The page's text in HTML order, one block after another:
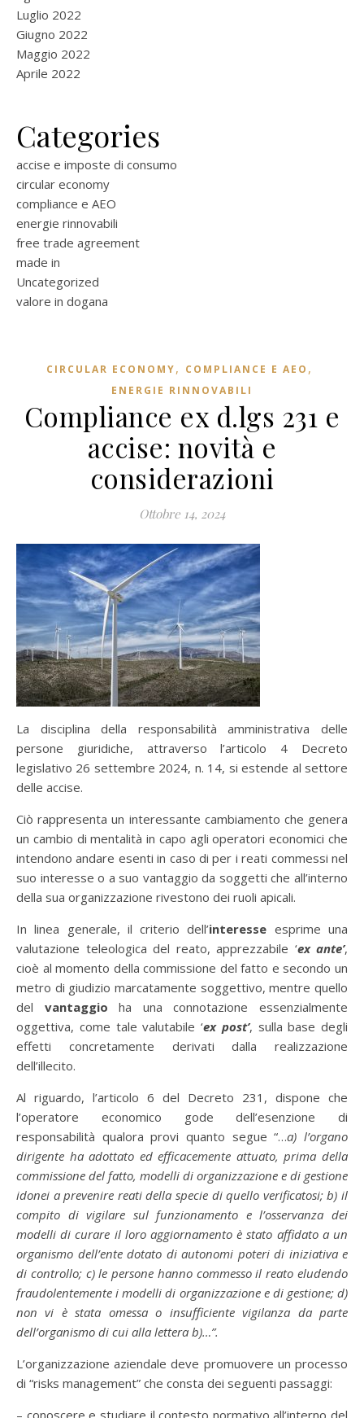
Luglio 2022
Giugno 2022
Maggio 2022
Aprile 2022
Categories
accise e imposte di consumo
circular economy
compliance e AEO
energie rinnovabili
free trade agreement
made in
Uncategorized
valore in dogana
CIRCULAR ECONOMY, COMPLIANCE E AEO ,
ENERGIE RINNOVABILI
Compliance ex d.lgs 231 e
accise: novità e
considerazioni
Ottobre 14, 2024
La disciplina della responsabilità amministrativa delle
persone giuridiche, attraverso l’articolo 4 Decreto
legislativo 26 settembre 2024, n. 14, si estende al settore
delle accise.
Ciò rappresenta un interessante cambiamento che genera
un cambio di mentalità in capo agli operatori economici che
intendono andare esenti in caso di per i reati commessi nel
suo interesse o a suo vantaggio da soggetti che all’interno
della sua organizzazione rivestono dei ruoli apicali.
In linea generale, il criterio dell’interesse esprime una
valutazione teleologica del reato, apprezzabile ‘ex ante’,
cioè al momento della commissione del fatto e secondo un
metro di giudizio marcatamente soggettivo, mentre quello
del vantaggio ha una connotazione essenzialmente
oggettiva, come tale valutabile ‘ex post’, sulla base degli
effetti concretamente derivati dalla realizzazione
dell’illecito.
Al riguardo, l’articolo 6 del Decreto 231, dispone che
l’operatore economico gode dell’esenzione di
responsabilità qualora provi quanto segue “…a) l’organo
dirigente ha adottato ed efficacemente attuato, prima della
commissione del fatto, modelli di organizzazione e di gestione
idonei a prevenire reati della specie di quello verificatosi; b) il
compito di vigilare sul funzionamento e l’osservanza dei
modelli di curare il loro aggiornamento è stato affidato a un
organismo dell’ente dotato di autonomi poteri di iniziativa e
di controllo; c) le persone hanno commesso il reato eludendo
fraudolentemente i modelli di organizzazione e di gestione; d)
non vi è stata omessa o insufficiente vigilanza da parte
dell’organismo di cui alla lettera b)…”.
L’organizzazione aziendale deve promuovere un processo
di “risks management” che consta dei seguenti passaggi:
– conoscere e studiare il contesto normativo all’interno del